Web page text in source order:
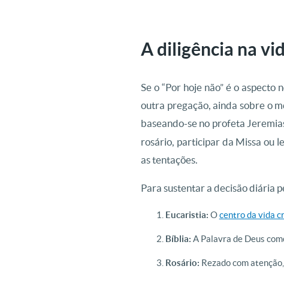
A diligência na
Se o “Por hoje não” é o
outra pregação, ainda sobre o
baseando-se no profeta
rosário, participar da Missa ou
as tentações.
Para sustentar a decisão diária
Eucaristia: Ocentro da vida
Bíblia: A Palavra de Deus
Rosário: Rezado com